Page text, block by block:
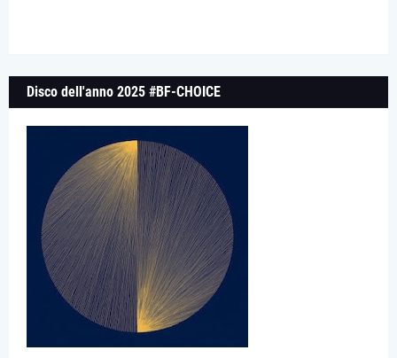
Disco dell'anno 2025 #BF-CHOICE